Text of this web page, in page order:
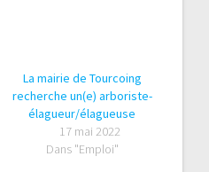
La mairie de Tourcoing
recherche un(e) arboriste-
élagueur/élagueuse
17 mai 2022
Dans "Emploi"